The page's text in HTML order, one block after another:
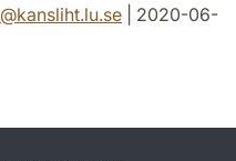
@kansliht.lu.se | 2020-06-